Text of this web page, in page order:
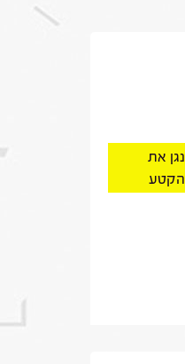
נגן את
הקטע